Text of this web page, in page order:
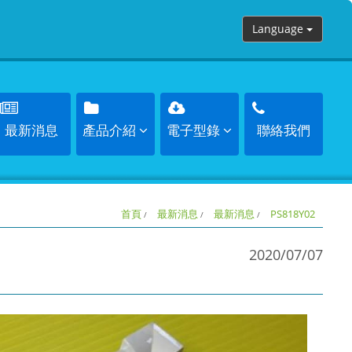
Language
最新消息 產品介紹 電子型錄 聯絡我們
首頁 最新消息 最新消息 PS818Y02
2020/07/07